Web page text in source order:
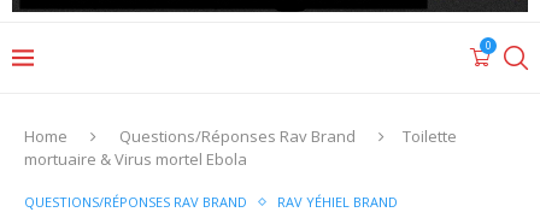
0
Home Questions/Réponses Rav Brand
Toilette
mortuaire & Virus mortel Ebola
QUESTIONS/RÉPONSES RAV BRAND RAV YÉHIEL BRAND